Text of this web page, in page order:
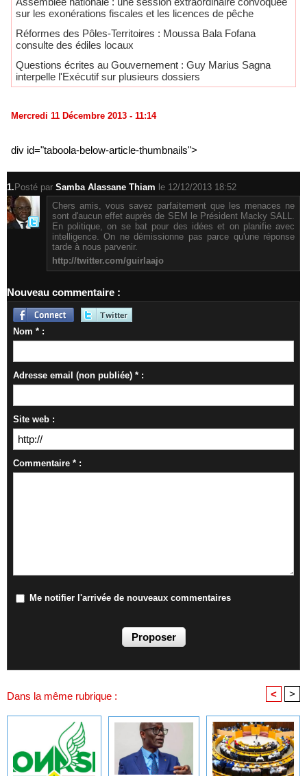
sur les exonérations fiscales et les licences de pêche
Réformes des Pôles-Territoires : Moussa Bala Fofana
consulte des édiles locaux
Questions écrites au Gouvernement : Guy Marius Sagna
interpelle l'Exécutif sur plusieurs dossiers
Mercredi 11 Décembre 2013 - 11:14
div id="taboola-below-article-thumbnails">
1.Posté par Samba Alassane Thiam le 12/12/2013 18:52
Chers amis, vous savez parfaitement que les menaces ne
sont d'aucun effet auprès de SEM le Président Macky SALL.
En politique, on se bat pour des idées et on planifie avec
intelligence. On ne démissionne pas parce qu'une réponse
tarde à nous parvenir.
http://twitter.com/guirlaajo
Nouveau commentaire :
Nom * :
Adresse email (non publiée) * :
Site web :
Commentaire * :
Me notifier l'arrivée de nouveaux commentaires
Dans la même rubrique : < >